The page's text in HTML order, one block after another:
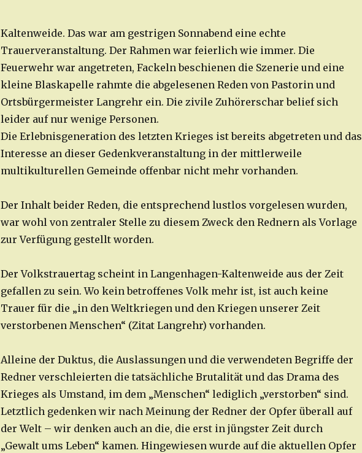
Kaltenweide. Das war am gestrigen Sonnabend eine echte
Trauerveranstaltung. Der Rahmen war feierlich wie immer. Die
Feuerwehr war angetreten, Fackeln beschienen die Szenerie und eine
kleine Blaskapelle rahmte die abgelesenen Reden von Pastorin und
Ortsbürgermeister Langrehr ein. Die zivile Zuhörerschar belief sich
leider auf nur wenige Personen.
Die Erlebnisgeneration des letzten Krieges ist bereits abgetreten und das
Interesse an dieser Gedenkveranstaltung in der mittlerweile
multikulturellen Gemeinde offenbar nicht mehr vorhanden.
Der Inhalt beider Reden, die entsprechend lustlos vorgelesen wurden,
war wohl von zentraler Stelle zu diesem Zweck den Rednern als Vorlage
zur Verfügung gestellt worden.
Der Volkstrauertag scheint in Langenhagen-Kaltenweide aus der Zeit
gefallen zu sein. Wo kein betroffenes Volk mehr ist, ist auch keine
Trauer für die „in den Weltkriegen und den Kriegen unserer Zeit
verstorbenen Menschen“ (Zitat Langrehr) vorhanden.
Alleine der Duktus, die Auslassungen und die verwendeten Begriffe der
Redner verschleierten die tatsächliche Brutalität und das Drama des
Krieges als Umstand, im dem „Menschen“ lediglich „verstorben“ sind.
Letztlich gedenken wir nach Meinung der Redner der Opfer überall auf
der Welt – wir denken auch an die, die erst in jüngster Zeit durch
„Gewalt ums Leben“ kamen. Hingewiesen wurde auf die aktuellen Opfer